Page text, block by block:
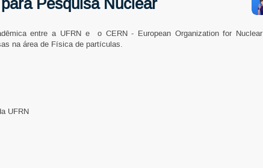
Pesquisa Nuclear
entre a UFRN e o CERN - European Organization for Nuclear
na área de Física de partículas.
UFRN